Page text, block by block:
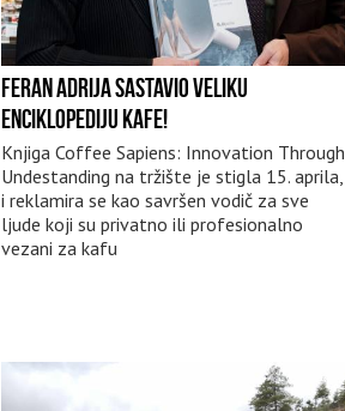
FERAN ADRIJA SASTAVIO VELIKU
ENCIKLOPEDIJU KAFE!
Knjiga Coffee Sapiens: Innovation Through
Undestanding na tržište je stigla 15. aprila,
i reklamira se kao savršen vodič za sve
ljude koji su privatno ili profesionalno
vezani za kafu